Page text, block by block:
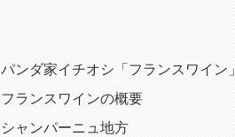
パンダ家イチオシ「フランスワイン
フランスワインの概要
シャンパーニュ地方